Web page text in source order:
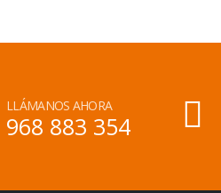
LLÁMANOS AHORA
968 883 354